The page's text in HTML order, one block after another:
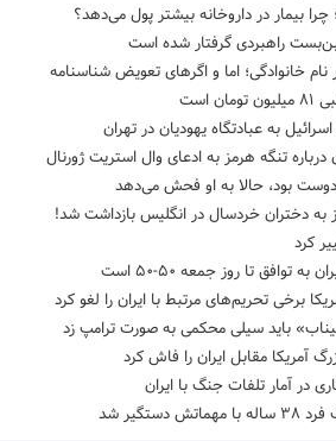
بیمار در داروخانه بیشتر پول می‌دهد؟
راهبردی گرفتار شده است
خانوادگی؛ اما و اگرهای تعویض شناسنامه
تنگه هرمز به ادعای وال استریت ژورنال
بود، حالا به او فحش می‌دهد
به دختران خردسال در انگلیس بازداشت شد!
کرد
توافق تا روز جمعه ۵۰-۵۰ است
برخی تحریم‌های مرتبط با ایران را لغو کرد
باید سیلی محکمی به صورت ترامپ زد
آمریکا مقابل ایران را فاش کرد
در آمار تلفات جنگ با ایران
شد